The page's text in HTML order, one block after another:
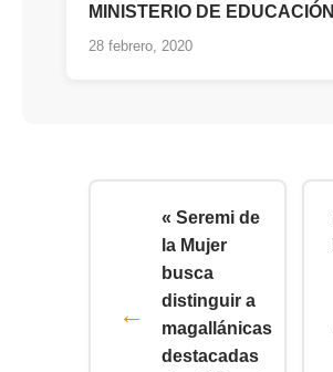
MINISTERIO DE EDUCACIÓN
28 febrero, 2020
« Seremi de
la Mujer
busca
distinguir a
magallánicas
destacadas